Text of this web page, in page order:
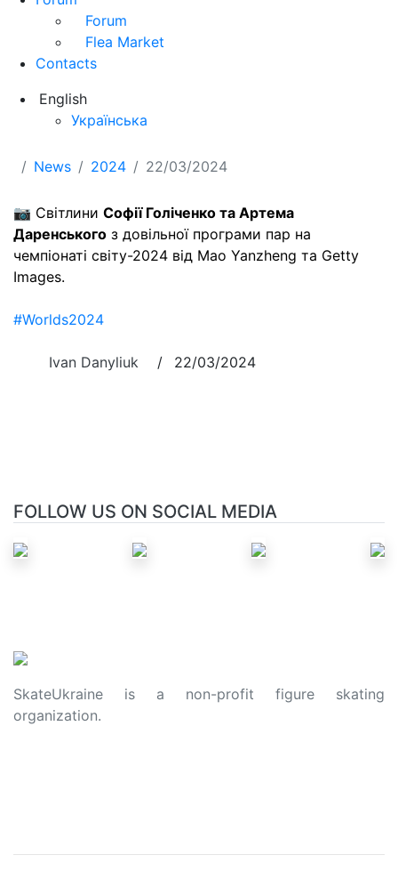
Forum
Flea Market
Contacts
English
Українська
News 2024 22/03/2024
📷 Світлини Софії Голіченко та Артема
Даренського з довільної програми пар на
чемпіонаті світу-2024 від Mao Yanzheng та Getty
Images.
#Worlds2024
Ivan Danyliuk / 22/03/2024
FOLLOW US ON SOCIAL MEDIA
SkateUkraine is a non-profit figure skating
organization.